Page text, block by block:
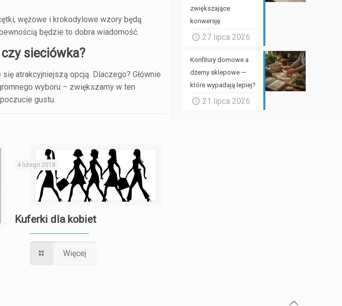
wężowe i krokodylowe wzory będą
będzie to dobra wiadomość.
sieciówka?
się atrakcyjniejszą opcją. Dlaczego? Głównie
wyboru – zwiększamy w ten
gustu.
4 lutego 2018
Kuferki dla kobiet
Więcej
zwiększające
konwersję
27 lipca 2026
Konfitury domowe a
dżemy sklepowe —
które wypadają lepiej?
21 lipca 2026